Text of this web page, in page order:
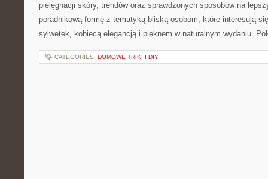
pielęgnacji skóry, trendów oraz sprawdzonych sposobów na
poradnikową formę z tematyką bliską osobom, które interesują
sylwetek, kobiecą elegancją i pięknem w naturalnym wydaniu.
CATEGORIES: DOMOWE TRIKI I DIY